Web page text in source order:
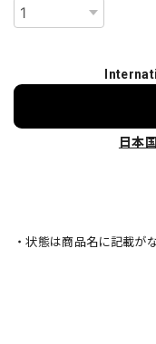
日本
・状態は商品名に記載が